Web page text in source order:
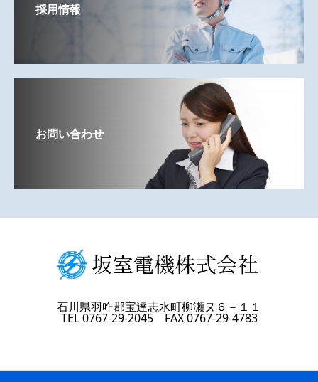
採用情報
お問い合わせ
石川県羽咋郡宝達志水町柳瀬ヌ６－１１
TEL 0767-29-2045 FAX 0767-29-4783